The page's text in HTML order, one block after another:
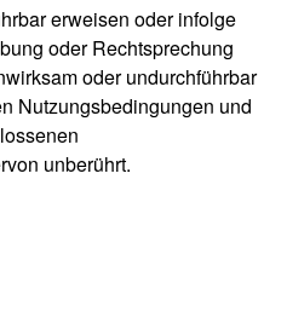
erweisen oder infolge
oder Rechtsprechung
oder undurchführbar
Nutzungsbedingungen und
unberührt.